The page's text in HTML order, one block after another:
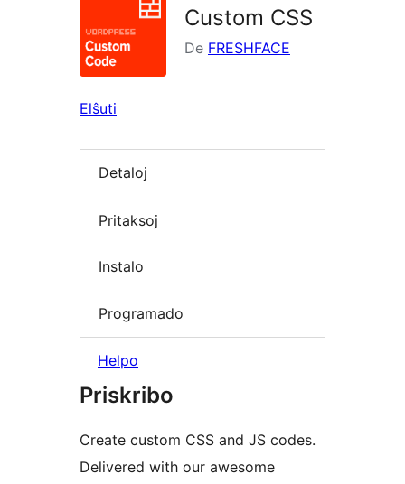
Custom CSS
De FRESHFACE
Elŝuti
Detaloj
Pritaksoj
Instalo
Programado
Helpo
Priskribo
Create custom CSS and JS codes.
Delivered with our awesome